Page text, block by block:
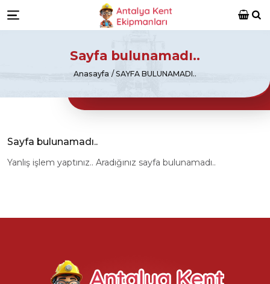
Antalya Kent Ekipmanları
Menü
Sayfa bulunamadı..
Anasayfa SAYFA BULUNAMADI..
Sayfa bulunamadı..
Yanlış işlem yaptınız.. Aradığınız sayfa bulunamadı..